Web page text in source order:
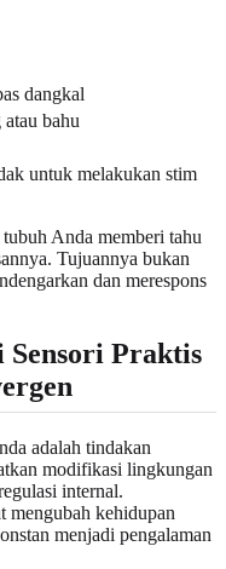
dangkal
bahu
untuk melakukan stim
Anda memberi tahu
Tujuannya bukan
dan merespons
Sensori Praktis
adalah tindakan
modifikasi lingkungan
internal.
mengubah kehidupan
menjadi pengalaman